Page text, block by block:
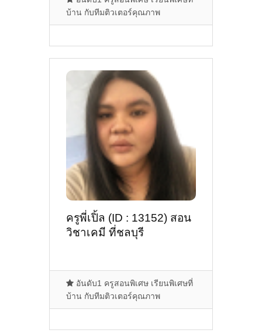
บ้าน กับทีมติวเตอร์คุณภาพ
ครูพี่เปิ้ล (ID : 13152) สอน
วิชาเคมี ที่ชลบุรี
อันดับ1 ครูสอนพิเศษ เรียนพิเศษที่
บ้าน กับทีมติวเตอร์คุณภาพ